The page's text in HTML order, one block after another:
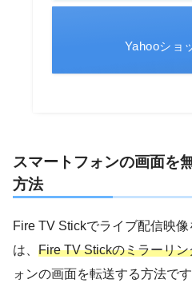
Yahooショ
スマートフォンの画面を
方法
Fire TV Stickでライブ配信映
は、 Fire TV Stickのミラーリン
ォンの画面を転送する方法です